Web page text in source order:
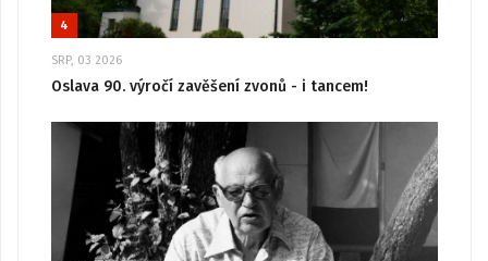
4
SRP, 03 2026
Oslava 90. výročí zavěšení zvonů - i tancem!